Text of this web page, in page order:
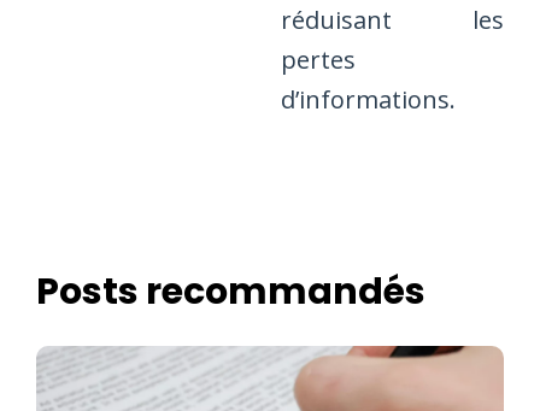
réduisant les
pertes
d’informations.
Posts recommandés